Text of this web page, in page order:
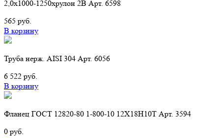
2,0х1000-1250хрулон 2B Арт. 6598
565 руб.
В корзину
Труба нерж. AISI 304 Арт. 6056
6 522 руб.
В корзину
Фланец ГОСТ 12820-80 1-800-10 12Х18Н10Т Арт. 3594
0 руб.